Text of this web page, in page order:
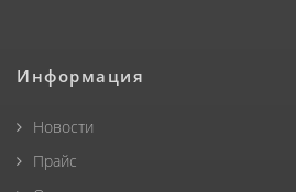
Информация
Новости
Прайс